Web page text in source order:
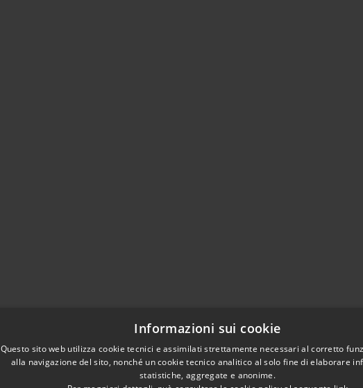
Informazioni sui cookie
Questo sito web utilizza cookie tecnici e assimilati strettamente necessari al corretto
alla navigazione del sito, nonché un cookie tecnico analitico al solo fine di elaborare
statistiche, aggregate e anonime.